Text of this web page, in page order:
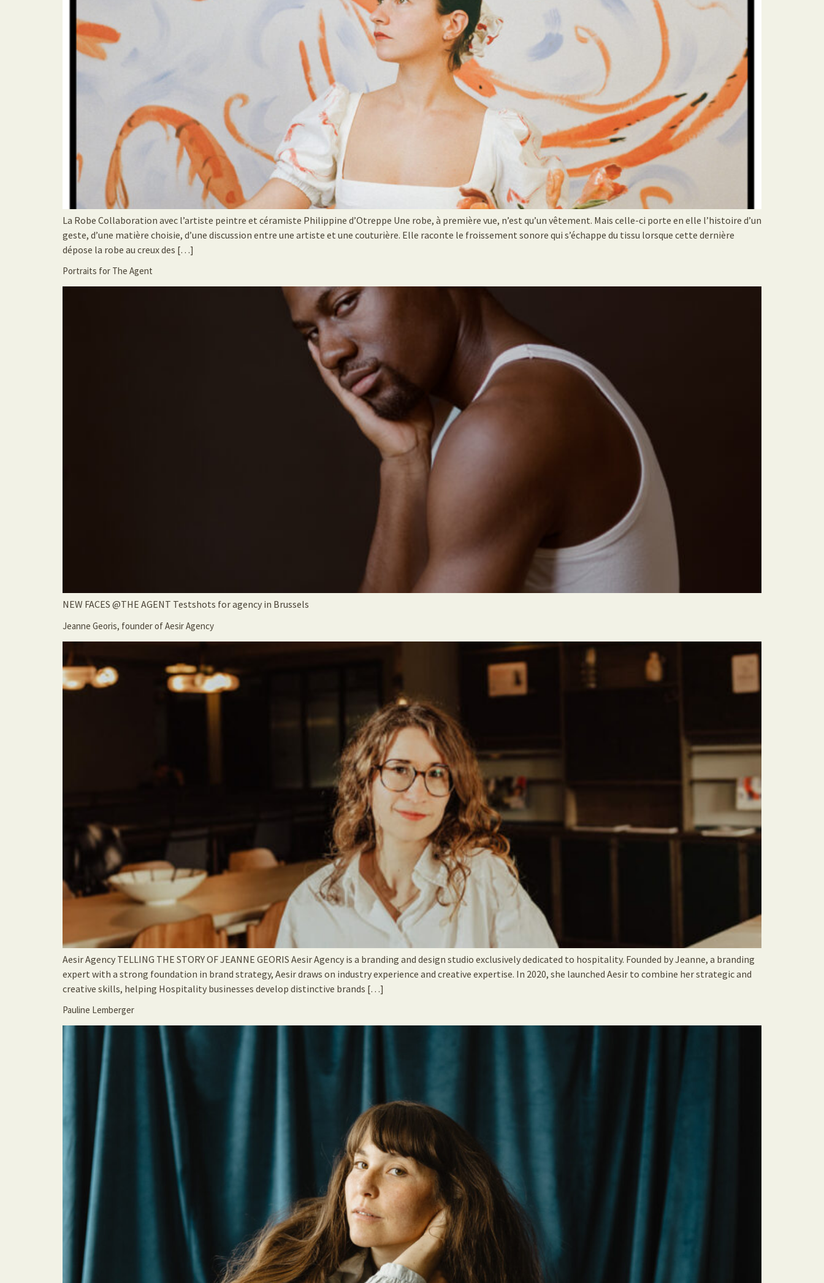
La Robe Collaboration avec l’artiste peintre et céramiste Philippine d’Otreppe Une robe, à première vue, n’est qu’un vêtement. Mais celle-ci porte en elle l’histoire d’un
geste, d’une matière choisie, d’une discussion entre une artiste et une couturière. Elle raconte le froissement sonore qui s’échappe du tissu lorsque cette dernière
dépose la robe au creux des […]
Portraits for The Agent
NEW FACES @THE AGENT Testshots for agency in Brussels
Jeanne Georis, founder of Aesir Agency
Aesir Agency TELLING THE STORY OF JEANNE GEORIS Aesir Agency is a branding and design studio exclusively dedicated to hospitality. Founded by Jeanne, a branding
expert with a strong foundation in brand strategy, Aesir draws on industry experience and creative expertise. In 2020, she launched Aesir to combine her strategic and
creative skills, helping Hospitality businesses develop distinctive brands […]
Pauline Lemberger